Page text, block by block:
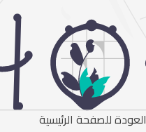
العودة للصفحة الرئيسية